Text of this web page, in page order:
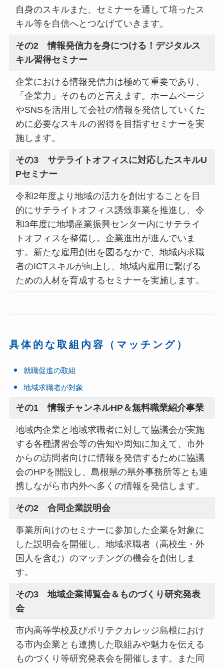
自身のスキルまた、セミナーを通して培ったス
キル等を自信へとつなげていきます。
その2 情報発信力を身につける！デジタルス
キル習得セミナー
企業における情報発信力は極めて重要であり、
「企業力」そのものと言えます。ホームページ
やSNSを活用して会社の情報を発信していくた
めに必要なスキルの習得を目指すセミナーを実
施します。
その3 サテライトオフィスに対応したスキルU
Pセミナー
令和2年度より地域の活力を創出することを目
的にサテライトオフィス誘致事業を推進し、令
和3年度に地場産業振興センター内にサテライ
トオフィスを整備し。企業進出が進んでいま
す。新たな雇用創出を図るなかで、地域内求職
者のICTスキルが向上し、地域内雇用に繋げる
ための人材を育成するセミナーを実施します。
具体的な取組内容（マッチング）
就職促進の取組
地域求職者が対象
その1 情報チャンネルHP＆無料職業紹介事業
地域内企業と地域求職者に対して協議会が実施
する各種講習会等の告知や周知に加えて、市外
からの訪問者向けに情報を発信するために協議
会のHPを開設し、島根県の県外事務所等とも連
携しながら市内外へ多くの情報を発信します。
その2 合同企業説明会
事業所向けのセミナーに参加した企業を対象に
した説明会を開催し、地域求職者（高校生・外
国人を含む）のマッチングの機会を創出しま
す。
その3 地域企業博覧会＆ものづくり研究発表
会
市内高等学校及びポリテクカレッジ島根におけ
る市内企業とも連携した取組みや魅力を伝える
ものづくり等研究発表会を開催します。また同